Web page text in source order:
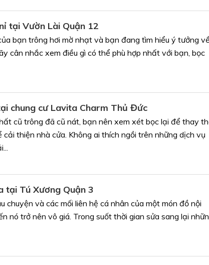
tại Vườn Lài Quận 12
bạn trông hơi mờ nhạt và bạn đang tìm hiểu ý tưởng
cân nhắc xem điều gì có thể phù hợp nhất với bạn, bọc
chung cư Lavita Charm Thủ Đức
cũ trông đã cũ nát, bạn nên xem xét bọc lại để thay
cải thiện nhà cửa. Không ai thích ngồi trên những dịch vụ
tại Tú Xương Quận 3
chuyện và các mối liên hệ cá nhân của một món đồ nội
nó trở nên vô giá. Trong suốt thời gian sửa sang lại